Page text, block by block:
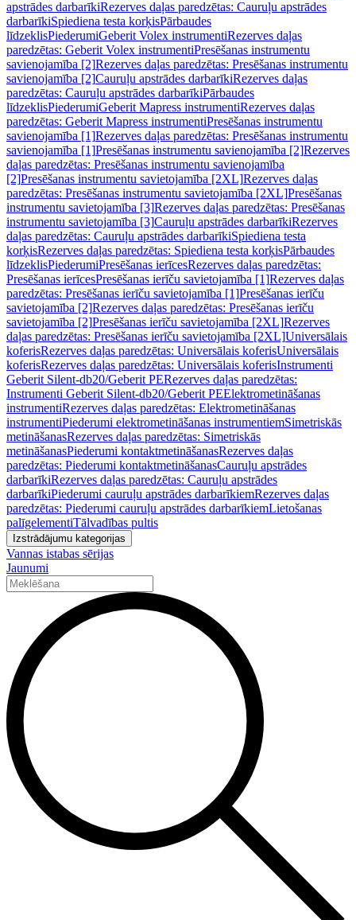
apstrādes darbarīkiRezerves daļas paredzētas: Cauruļu apstrādes
darbarīkiSpiediena testa korķisPārbaudes
līdzeklisPiederumiGeberit Volex instrumentiRezerves daļas
paredzētas: Geberit Volex instrumentiPresēšanas instrumentu
savienojamība [2]Rezerves daļas paredzētas: Presēšanas instrumentu
savienojamība [2]Cauruļu apstrādes darbarīkiRezerves daļas
paredzētas: Cauruļu apstrādes darbarīkiPārbaudes
līdzeklisPiederumiGeberit Mapress instrumentiRezerves daļas
paredzētas: Geberit Mapress instrumentiPresēšanas instrumentu
savienojamība [1]Rezerves daļas paredzētas: Presēšanas instrumentu
savienojamība [1]Presēšanas instrumentu savienojamība [2]Rezerves
daļas paredzētas: Presēšanas instrumentu savienojamība
[2]Presēšanas instrumentu savietojamība [2XL]Rezerves daļas
paredzētas: Presēšanas instrumentu savietojamība [2XL]Presēšanas
instrumentu savietojamība [3]Rezerves daļas paredzētas: Presēšanas
instrumentu savietojamība [3]Cauruļu apstrādes darbarīkiRezerves
daļas paredzētas: Cauruļu apstrādes darbarīkiSpiediena testa
korķisRezerves daļas paredzētas: Spiediena testa korķisPārbaudes
līdzeklisPiederumiPresēšanas ierīcesRezerves daļas paredzētas:
Presēšanas ierīcesPresēšanas ierīču savietojamība [1]Rezerves daļas
paredzētas: Presēšanas ierīču savietojamība [1]Presēšanas ierīču
savietojamība [2]Rezerves daļas paredzētas: Presēšanas ierīču
savietojamība [2]Presēšanas ierīču savietojamība [2XL]Rezerves
daļas paredzētas: Presēšanas ierīču savietojamība [2XL]Universālais
koferisRezerves daļas paredzētas: Universālais koferisUniversālais
koferisRezerves daļas paredzētas: Universālais koferisInstrumenti
Geberit Silent-db20/Geberit PERezerves daļas paredzētas:
Instrumenti Geberit Silent-db20/Geberit PEElektrometināšanas
instrumentiRezerves daļas paredzētas: Elektrometināšanas
instrumentiPiederumi elektrometināšanas instrumentiemSimetriskās
metināšanasRezerves daļas paredzētas: Simetriskās
metināšanasPiederumi kontaktmetināšanasRezerves daļas
paredzētas: Piederumi kontaktmetināšanasCauruļu apstrādes
darbarīkiRezerves daļas paredzētas: Cauruļu apstrādes
darbarīkiPiederumi cauruļu apstrādes darbarīkiemRezerves daļas
paredzētas: Piederumi cauruļu apstrādes darbarīkiemLietošanas
palīgelementiTālvadības pultis
Izstrādājumu kategorijas
Vannas istabas sērijas
Jaunumi